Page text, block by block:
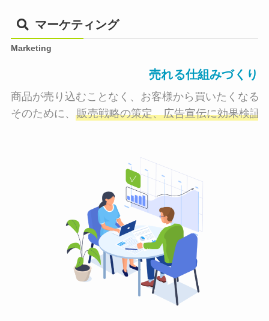
マーケティング
Marketing
売れる仕組みづくり
商品が売り込むことなく、お客様から買いたくなる
そのために、 販売戦略の策定、広告宣伝に効果検証